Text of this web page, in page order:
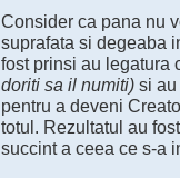
Consider ca pana nu
suprafata si degeaba
fost prinsi au legatura
doriti sa il numiti)si au
pentru a deveni
totul. Rezultatul au
succint a ceea ce s-a